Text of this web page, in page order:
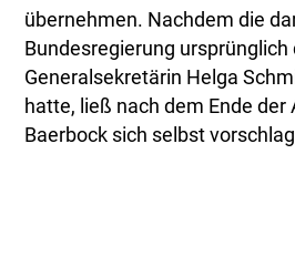
übernehmen. Nachdem die
Bundesregierung ursprünglich
Generalsekretärin Helga
hatte, ließ nach dem Ende der
Baerbock sich selbst